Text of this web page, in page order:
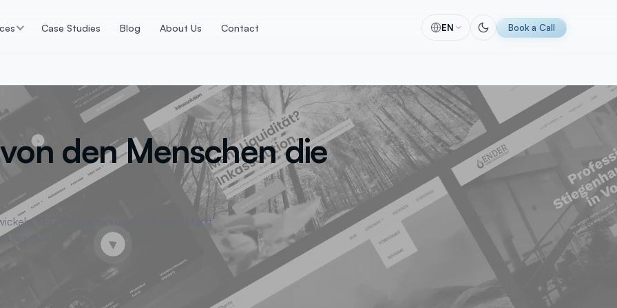
die konvertieren
Webshop Lösungen &
Technologien
Shopify
Webshop Lösungen
Dashboards & Tracking
Datenaufbereitung
E-Commerce Tracking
Google Tracking
KI-Datenanalyse
Meta Tracking
Individuelle Software-Lösungen
Automatisierungen
CRM-Lösungen
ERP-Lösungen
Individuelle Entwicklung
KI Implementierung
MVP-Entwicklung
Perfex CRM
Case Studies Blog About Us Contact EN Book a Call
den Menschen die
SEO-Strategien die zu deinem Markt